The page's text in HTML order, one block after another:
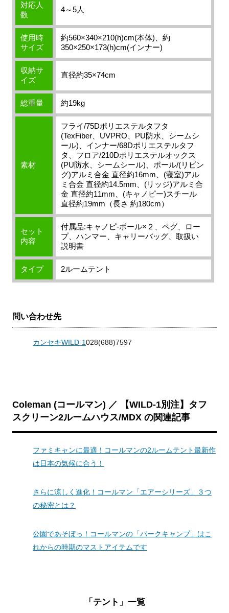
対応人
数
4～5人
使用時
サイズ
約560×340×210(h)cm(本体)、約
350×250×173(h)cm(インナー)
収納サ
イズ
直径約35×74cm
総重量 約19kg
素材
フライ/75Dポリエステルタフタ
(TexFiber、UVPRO、PU防水、シームシ
ール)、インナー/68Dポリエステルタフ
タ、フロア/210Dポリエステルオックス
(PU防水、シームシール)、ポール/(リビン
グ)アルミ合金 直径約16mm、(寝室)アル
ミ合金 直径約14.5mm、(リッジ)アルミ合
金 直径約11mm、(キャノピー)スチール
直径約19mm（長さ 約180cm）
セット
内容
付属品:キャノピ-ポール×２、ペグ、ロー
プ、ハンマー、キャリーバッグ、取扱い
説明書
タイプ 2ルームテント
問い合わせ先
カンセキWILD-1028(688)7597
Coleman (コールマン) ／ 【WILD-1別注】タフ
スクリーン2ルームハウス/MDX の関連記事
ファミキャンに最適！コールマンの2ルームテント最新作
は日本の気候に合う！
さらに涼しく進化！コールマン「エアーシリーズ」３つ
の秘密とは？
公園であそぼっ！コールマンの「パークキャンプ」はこ
れからの時期のマストアイテムです
「テント」一覧